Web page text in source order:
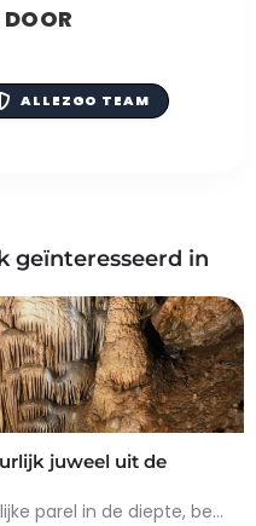
ALLEZGO TEAM
geïnteresseerd in
juweel uit de
De Comblain-grot, een natuurlijke parel in de diepte, betovert met zijn spectaculaire concreties. Tijdens het…